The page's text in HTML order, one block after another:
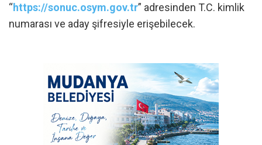
“https://sonuc.osym.gov.tr” adresinden T.C. kimlik
numarası ve aday şifresiyle erişebilecek.